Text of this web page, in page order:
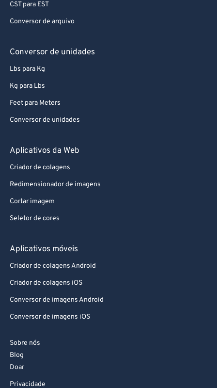
CST para EST
Conversor de arquivo
Conversor de unidades
Lbs para Kg
Kg para Lbs
Feet para Meters
Conversor de unidades
Aplicativos da Web
Criador de colagens
Redimensionador de imagens
Cortar imagem
Seletor de cores
Aplicativos móveis
Criador de colagens Android
Criador de colagens iOS
Conversor de imagens Android
Conversor de imagens iOS
Sobre nós
Blog
Doar
Privacidade